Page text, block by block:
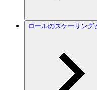
ロールのスケーリング